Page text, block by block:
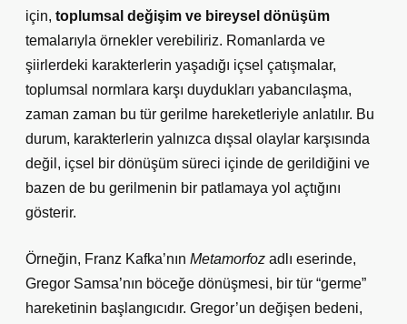
için, toplumsal değişim ve bireysel dönüşüm
temalarıyla örnekler verebiliriz. Romanlarda ve
şiirlerdeki karakterlerin yaşadığı içsel çatışmalar,
toplumsal normlara karşı duydukları yabancılaşma,
zaman zaman bu tür gerilme hareketleriyle anlatılır. Bu
durum, karakterlerin yalnızca dışsal olaylar karşısında
değil, içsel bir dönüşüm süreci içinde de gerildiğini ve
bazen de bu gerilmenin bir patlamaya yol açtığını
gösterir.
Örneğin, Franz Kafka’nın Metamorfoz adlı eserinde,
Gregor Samsa’nın böceğe dönüşmesi, bir tür “germe”
hareketinin başlangıcıdır. Gregor’un değişen bedeni,